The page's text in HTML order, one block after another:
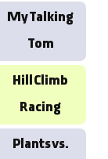
My Talking
Tom
Hill Climb
Racing
Plants vs.